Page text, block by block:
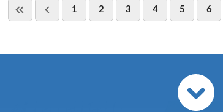
1 2 3 4 5 6